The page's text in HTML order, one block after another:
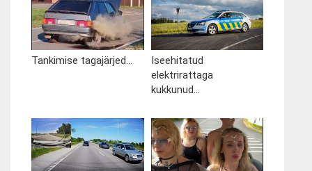
Tankimise tagajärjed...
Iseehitatud
elektrirattaga
kukkunud...